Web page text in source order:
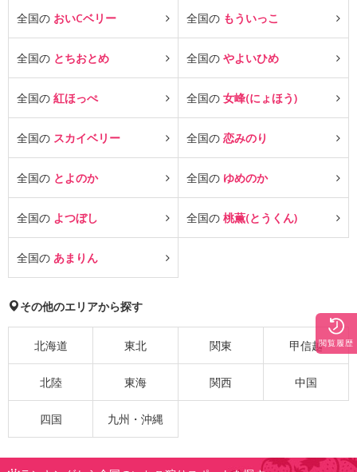
全国の おいCベリー 全国の もういっこ
全国の とちおとめ 全国の やよいひめ
全国の 紅ほっぺ 全国の 女峰(にょほう)
全国の スカイベリー 全国の 恋みのり
全国の とよのか 全国の ゆめのか
全国の よつぼし 全国の 桃薫(とうくん)
全国の あまりん
その他のエリアから探す
北海道 東北 関東 甲信越
北陸 東海 関西 中国
四国 九州・沖縄
閲覧履歴